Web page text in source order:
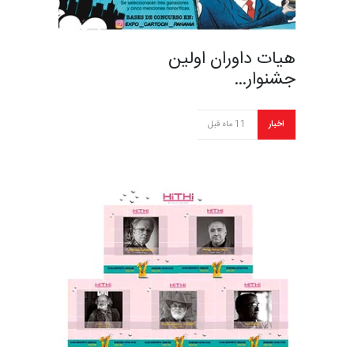
هیات داوران اولین
جشنوار…
اخبار 11 ماه قبل